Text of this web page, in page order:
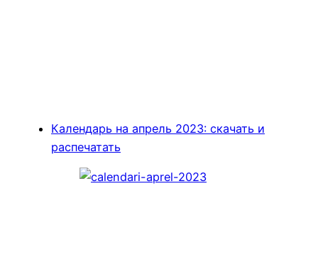
Календарь на апрель 2023: скачать и
распечатать